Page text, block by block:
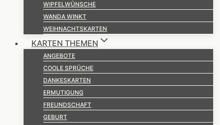
WIPFELWÜNSCHE
WANDA WINKT
WEIHNACHTSKARTEN
KARTEN THEMEN
ANGEBOTE
COOLE SPRÜCHE
DANKESKARTEN
ERMUTIGUNG
FREUNDSCHAFT
GEBURT